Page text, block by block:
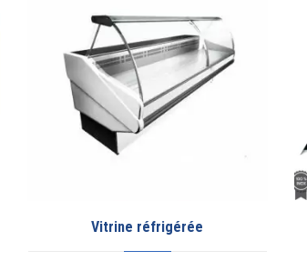
Arrière bar réfrigéré portes